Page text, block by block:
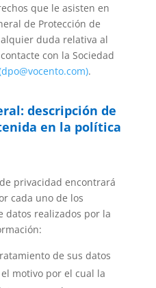
que le asisten en
de Protección de
duda relativa al
con la Sociedad
.
descripción de
en la política
privacidad encontrará
cada uno de los
realizados por la
de sus datos
motivo por el cual la